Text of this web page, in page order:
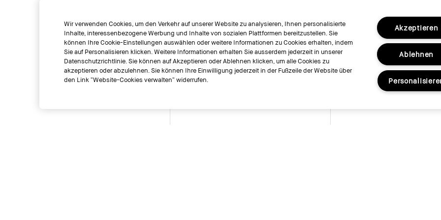
Wir verwenden Cookies, um den Verkehr auf unserer Website zu analysieren, Ihnen personalisierte
Inhalte, interessenbezogene Werbung und Inhalte von sozialen Plattformen bereitzustellen. Sie
können Ihre Cookie-Einstellungen auswählen oder weitere Informationen zu Cookies erhalten, indem
Sie auf Personalisieren klicken. Weitere Informationen erhalten Sie ausserdem jederzeit in unserer
Datenschutzrichtlinie. Sie können auf Akzeptieren oder Ablehnen klicken, um alle Cookies zu
akzeptieren oder abzulehnen. Sie können Ihre Einwilligung jederzeit in der Fußzeile der Website über
den Link “Website-Cookies verwalten“ widerrufen.
Akzeptieren
Ablehnen